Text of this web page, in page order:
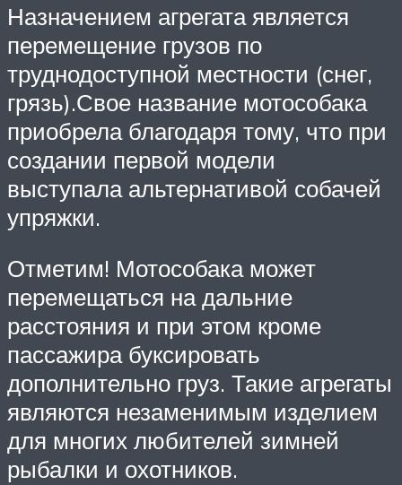
Назначением агрегата является
перемещение грузов по
труднодоступной местности (снег,
грязь).Свое название мотособака
приобрела благодаря тому, что при
создании первой модели
выступала альтернативой собачей
упряжки.
Отметим! Мотособака может
перемещаться на дальние
расстояния и при этом кроме
пассажира буксировать
дополнительно груз. Такие агрегаты
являются незаменимым изделием
для многих любителей зимней
рыбалки и охотников.